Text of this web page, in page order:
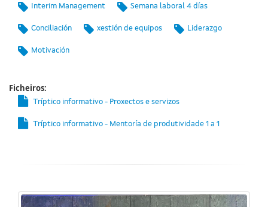
Interim Management Semana laboral 4 días
Conciliación xestión de equipos Liderazgo
Motivación
Ficheiros:
Tríptico informativo - Proxectos e servizos
Tríptico informativo - Mentoría de produtividade 1 a 1